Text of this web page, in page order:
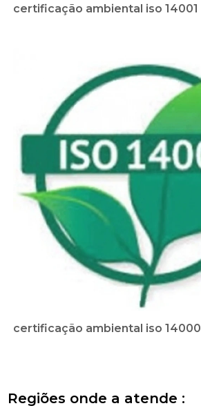
certificação ambiental iso 14001
certificação ambiental iso 14000
Regiões onde a atende :